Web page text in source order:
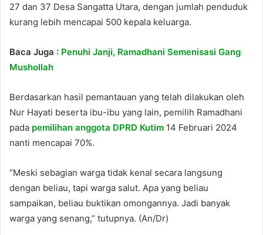
27 dan 37 Desa Sangatta Utara, dengan jumlah penduduk
kurang lebih mencapai 500 kepala keluarga.
Baca Juga : Penuhi Janji, Ramadhani Semenisasi Gang
Mushollah
Berdasarkan hasil pemantauan yang telah dilakukan oleh
Nur Hayati beserta ibu-ibu yang lain, pemilih Ramadhani
pada pemilihan anggota DPRD Kutim 14 Februari 2024
nanti mencapai 70%.
“Meski sebagian warga tidak kenal secara langsung
dengan beliau, tapi warga salut. Apa yang beliau
sampaikan, beliau buktikan omongannya. Jadi banyak
warga yang senang,” tutupnya. (An/Dr)